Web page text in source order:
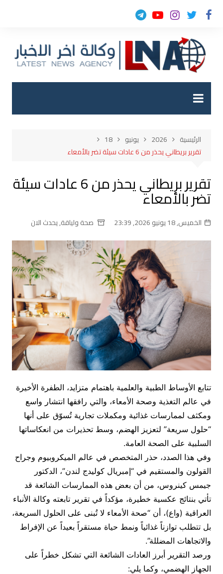
التجاوز
الرئيسية 2026 يونيو
18
تقرير بريطاني يحذر من 6 عادات سيئة تضر بالأمعاء
تقرير بريطاني يحذر من 6 عادات سيئة
تضر بالأمعاء
الخميس, 18 يونيو 2026, 23:39 صحة ولياقة,يحدث الان
تتابع الأوساط الطبية والعلمية باهتمام متزايد، الطفرة الأخيرة
في عالم التغذية وصحة الأمعاء، والتي رافقها انتشار واسع
ومكثف لممارسات غذائية ومكملات تجارية تُسوّق على أنها
“حلول سريعة” لتعزيز الهضم، وسط تحذيرات من انعكاساتها
السلبية على الصحة العامة.
وفي هذا الصدد، حذر المتخصص في عالم الميكروبيوم وجراح
القولون والمستقيم في “إمبريال كوليدج لندن”، الدكتور
جيمس كينروس، من أن بعض هذه الممارسات الشائعة قد
تأتي بنتائج عكسية خطيرة، مؤكداً في تقرير تابعته وكالة الأنباء
العراقية (واع)، أن “صحة الأمعاء لا تُبنى على الحلول السريعة،
بل تتطلب توازناً غذائياً ونمط حياة مستقراً بعيداً عن الإفراط
والاتجاهات المضللة”.
ورصد التقرير أبرز العادات الشائعة التي تشكل خطراً على
الجهاز الهضمي، وكما يلي: